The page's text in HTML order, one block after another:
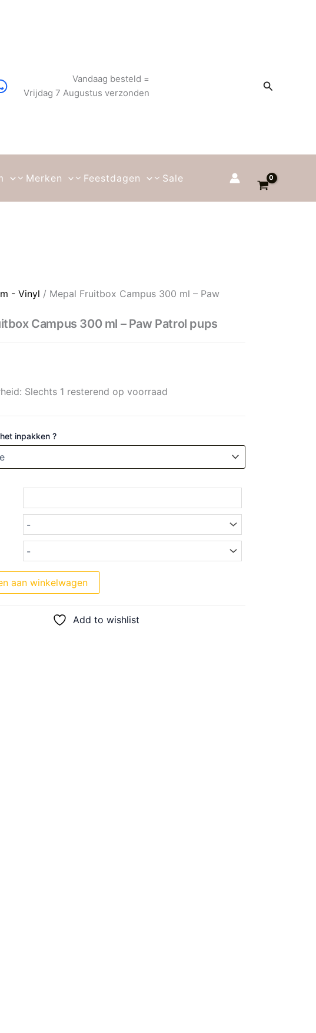
Vandaag besteld =
Vrijdag 7 Augustus verzonden
Zoeken
Merken Feestdagen Sale
- Vinyl / Mepal Fruitbox Campus 300 ml – Paw
Campus 300 ml – Paw Patrol pups
Slechts 1 resterend op voorraad
inpakken ?
Campus 300 ml - Paw Patrol pups aantal
aan winkelwagen
Add to wishlist